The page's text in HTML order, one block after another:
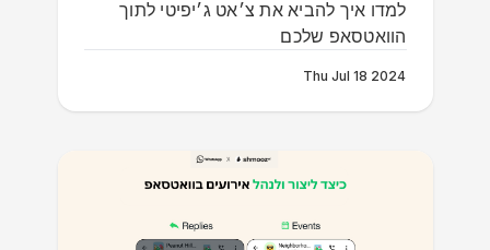
‏למדו איך להביא את צ׳אט ג׳יפיטי לתוך
הוואטסאפ שלכם
Thu Jul 18 2024